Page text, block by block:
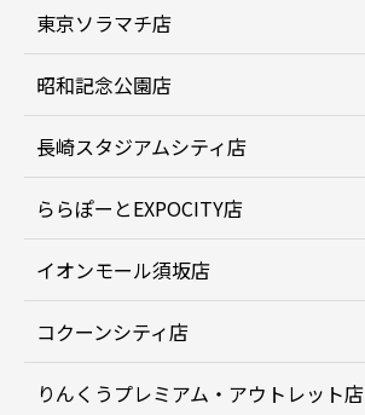
東京ソラマチ店
昭和記念公園店
長崎スタジアムシティ店
ららぽーとEXPOCITY店
イオンモール須坂店
コクーンシティ店
りんくうプレミアム・アウトレット店